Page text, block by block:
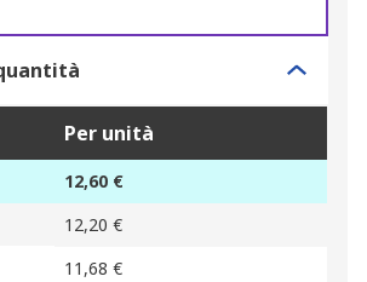
Per unità
12,60 €
12,20 €
11,68 €